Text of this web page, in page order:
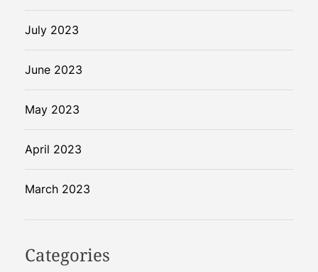
July 2023
June 2023
May 2023
April 2023
March 2023
Categories